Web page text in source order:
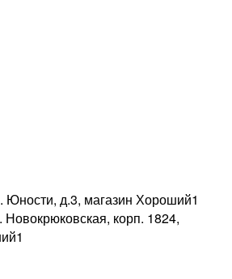
Юности, д.3, магазин Хороший1
Новокрюковская, корп. 1824,
1